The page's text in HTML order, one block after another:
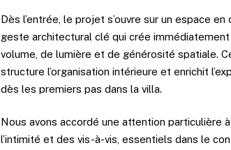
Dès l’entrée, le projet s’ouvre sur un espace en
geste architectural clé qui crée
volume, de lumière et de générosité spatiale.
structure l’organisation intérieure et enrichit
dès les premiers pas dans la villa.
Nous avons accordé une attention particulière
l’intimité et des vis-à-vis, essentiels dans le